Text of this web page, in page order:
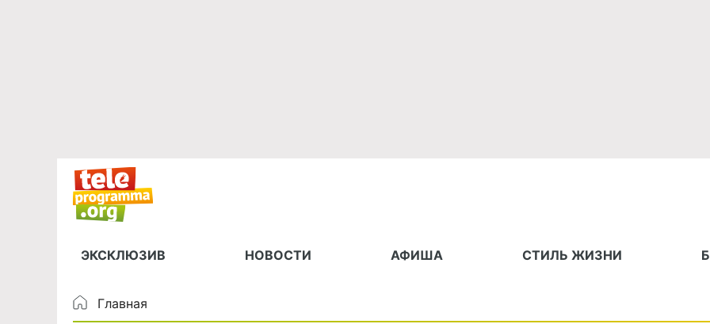
ЭКСКЛЮЗИВ НОВОСТИ АФИША СТИЛЬ ЖИЗНИ
Главная